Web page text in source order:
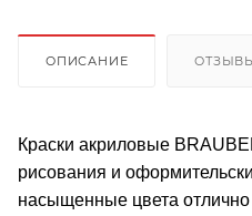
ОПИСАНИЕ
Краски акриловые
рисования и
насыщенные цвета